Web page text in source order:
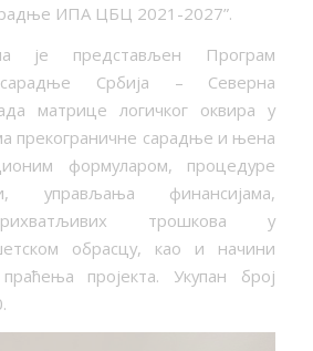
ИПА ЦБЦ 2021-2027”.
је представљен Програм
сарадње Србија – Северна
матрице логичког оквира у
прекограничне сарадње и њена
формуларом, процедуре
управљања финансијама,
трошкова у
обрасцу, као и начини
пројекта. Укупан број